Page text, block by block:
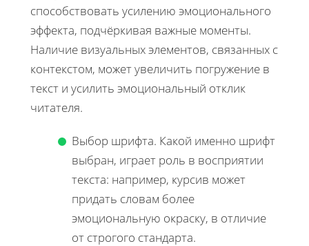
способствовать усилению эмоционального
эффекта, подчёркивая важные моменты.
Наличие визуальных элементов, связанных с
контекстом, может увеличить погружение в
текст и усилить эмоциональный отклик
читателя.
Выбор шрифта. Какой именно шрифт
выбран, играет роль в восприятии
текста: например, курсив может
придать словам более
эмоциональную окраску, в отличие
от строгого стандарта.